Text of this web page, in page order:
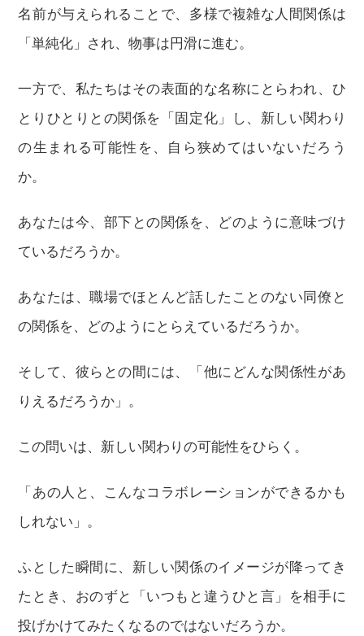
名前が与えられることで、多様で複雑な人間関係は
「単純化」され、物事は円滑に進む。
一方で、私たちはその表面的な名称にとらわれ、ひ
とりひとりとの関係を「固定化」し、新しい関わり
の生まれる可能性を、自ら狭めてはいないだろう
か。
あなたは今、部下との関係を、どのように意味づけ
ているだろうか。
あなたは、職場でほとんど話したことのない同僚と
の関係を、どのようにとらえているだろうか。
そして、彼らとの間には、「他にどんな関係性があ
りえるだろうか」。
この問いは、新しい関わりの可能性をひらく。
「あの人と、こんなコラボレーションができるかも
しれない」。
ふとした瞬間に、新しい関係のイメージが降ってき
たとき、おのずと「いつもと違うひと言」を相手に
投げかけてみたくなるのではないだろうか。